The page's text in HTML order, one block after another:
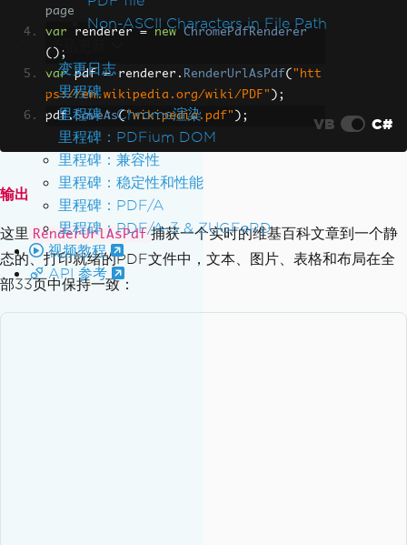
Non-ASCII Characters in File Path
产品更新
变更日志
里程碑
里程碑：Chrome渲染
里程碑：PDFium DOM
里程碑：兼容性
里程碑：稳定性和性能
里程碑：PDF/A
里程碑：PDF/A-3 & ZUGFeRD
视频教程
API 参考
page
var renderer = new
ChromePdfRenderer
();
var pdf = renderer . RenderUrlAsPdf( "htt
ps://en.wikipedia.org/wiki/PDF" );
pdf.SaveAs("wikipedia.pdf" ); VB C#
输出
这里 RenderUrlAsPdf 捕获一个实时的维基百科文章到一个静
态的、打印就绪的PDF文件中，文本、图片、表格和布局在全
部33页中保持一致：